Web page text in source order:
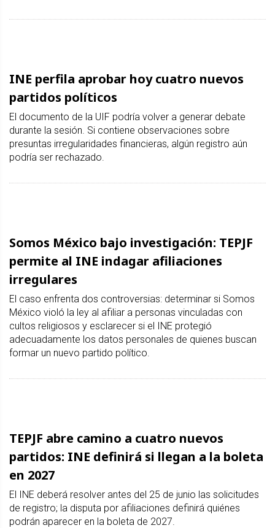
INE perfila aprobar hoy cuatro nuevos
partidos políticos
El documento de la UIF podría volver a generar debate
durante la sesión. Si contiene observaciones sobre
presuntas irregularidades financieras, algún registro aún
podría ser rechazado.
Somos México bajo investigación: TEPJF
permite al INE indagar afiliaciones
irregulares
El caso enfrenta dos controversias: determinar si Somos
México violó la ley al afiliar a personas vinculadas con
cultos religiosos y esclarecer si el INE protegió
adecuadamente los datos personales de quienes buscan
formar un nuevo partido político.
TEPJF abre camino a cuatro nuevos
partidos: INE definirá si llegan a la boleta
en 2027
El INE deberá resolver antes del 25 de junio las solicitudes
de registro; la disputa por afiliaciones definirá quiénes
podrán aparecer en la boleta de 2027.